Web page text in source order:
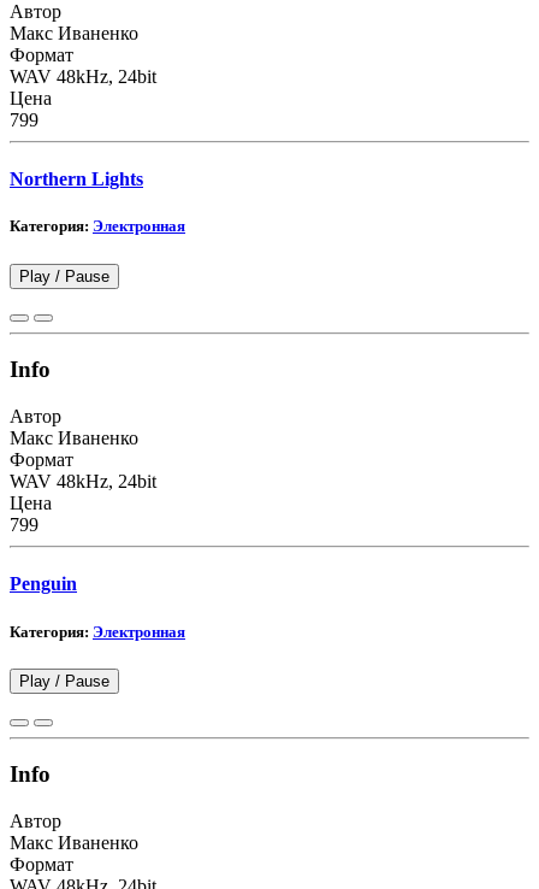
Автор
Макс Иваненко
Формат
WAV 48kHz, 24bit
Цена
799
Northern Lights
Категория: Электронная
Play / Pause
Info
Автор
Макс Иваненко
Формат
WAV 48kHz, 24bit
Цена
799
Penguin
Категория: Электронная
Play / Pause
Info
Автор
Макс Иваненко
Формат